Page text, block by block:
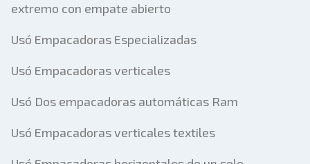
extremo con empate abierto
Usó Empacadoras Especializadas
Usó Empacadoras verticales
Usó Dos empacadoras automáticas Ram
Usó Empacadoras verticales textiles